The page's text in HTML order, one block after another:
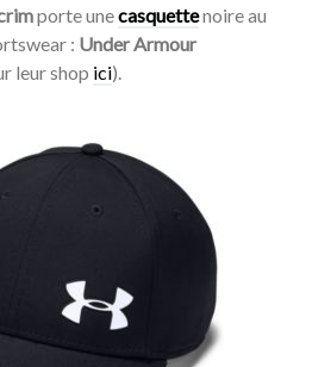
porte unecasquettenoire au
: Under Armour
leur shop ici).
Acheter